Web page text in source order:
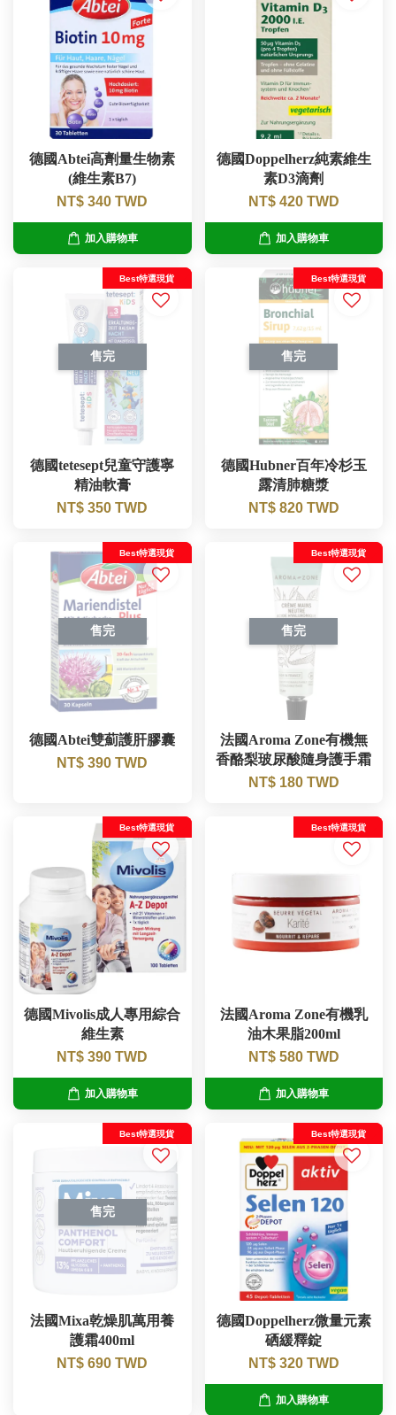
德國Abtei高劑量生物素
(維生素B7)
NT$ 340 TWD
加入購物車
德國Doppelherz純素維生
素D3滴劑
NT$ 420 TWD
加入購物車
售完
Best特選現貨
德國tetesept兒童守護寧
精油軟膏
NT$ 350 TWD
售完
Best特選現貨
德國Hubner百年冷杉玉
露清肺糖漿
NT$ 820 TWD
售完
Best特選現貨
德國Abtei雙薊護肝膠囊
NT$ 390 TWD
售完
Best特選現貨
法國Aroma Zone有機無
香酪梨玻尿酸隨身護手霜
NT$ 180 TWD
Best特選現貨
德國Mivolis成人專用綜合
維生素
NT$ 390 TWD
加入購物車
Best特選現貨
法國Aroma Zone有機乳
油木果脂200ml
NT$ 580 TWD
加入購物車
售完
Best特選現貨
法國Mixa乾燥肌萬用養
護霜400ml
NT$ 690 TWD
Best特選現貨
德國Doppelherz微量元素
硒緩釋錠
NT$ 320 TWD
加入購物車